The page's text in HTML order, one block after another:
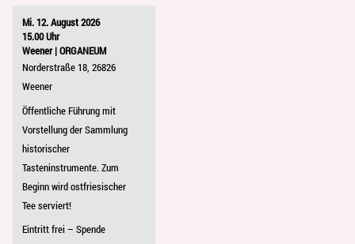
Mi. 12. August 2026
15.00 Uhr
Weener | ORGANEUM
Norderstraße 18, 26826
Weener
Öffentliche Führung mit
Vorstellung der Sammlung
historischer
Tasteninstrumente. Zum
Beginn wird ostfriesischer
Tee serviert!
Eintritt frei – Spende